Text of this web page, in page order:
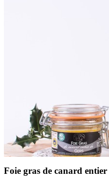
Foie gras de canard